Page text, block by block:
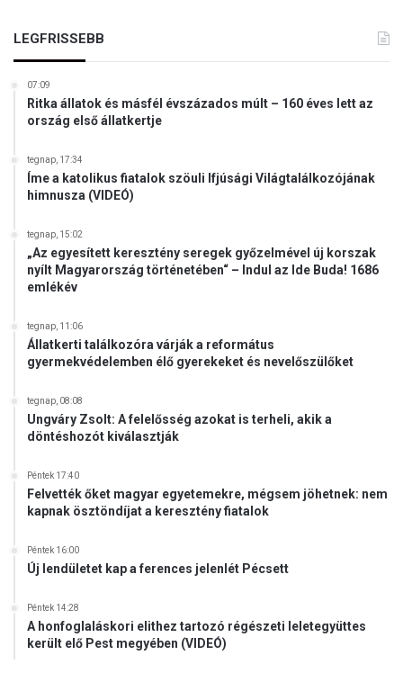
n
e
LEGFRISSEBB
07:09
Ritka állatok és másfél évszázados múlt – 160 éves lett az
ország első állatkertje
tegnap, 17:34
Íme a katolikus fiatalok szöuli Ifjúsági Világtalálkozójának
himnusza (VIDEÓ)
tegnap, 15:02
„Az egyesített keresztény seregek győzelmével új korszak
nyílt Magyarország történetében“ – Indul az Ide Buda! 1686
emlékév
tegnap, 11:06
Állatkerti találkozóra várják a református
gyermekvédelemben élő gyerekeket és nevelőszülőket
tegnap, 08:08
Ungváry Zsolt: A felelősség azokat is terheli, akik a
döntéshozót kiválasztják
Péntek 17:40
Felvették őket magyar egyetemekre, mégsem jöhetnek: nem
kapnak ösztöndíjat a keresztény fiatalok
Péntek 16:00
Új lendületet kap a ferences jelenlét Pécsett
Péntek 14:28
A honfoglaláskori elithez tartozó régészeti leletegyüttes
került elő Pest megyében (VIDEÓ)